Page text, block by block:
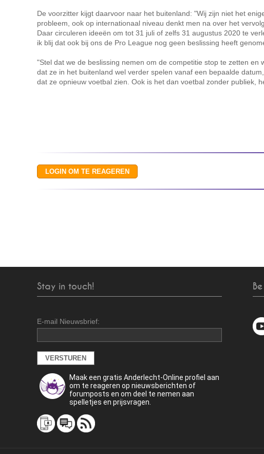
De voorzitter kijgt daarvoor naar het buitenland: "Wij zijn niet het
probleem, ook op internationaal niveau denkt men na over het
Daar circuleren ideeën om tot 31 juli of zelfs 31 augustus 2020 te
ik blij dat ook bij ons de Pro League nog geen beslissing heeft
"Stel dat we de beslissing nemen om de competitie stop te zetten en
dat ze in het buitenland wel verder spelen vanaf een bepaalde
dat ze opnieuw voetbal zien. Ook is het dan voetbal zonder publiek,
Stay in touch!
E-mail Nieuwsbrief:
Maak een gratis Anderlecht-Online profiel aan
om te reageren op nieuwsberichten of
forumposts en om deel te nemen aan
spelletjes en prijsvragen.